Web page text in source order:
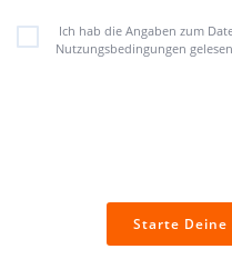
Ich hab die Angaben zum
Nutzungsbedingungen gelesen
Starte Deine